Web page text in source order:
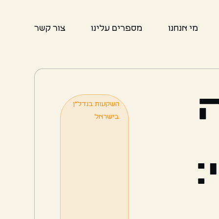
מי אנחנו מספרים עלינו צור קשר
השקעות בנדל"ן
בישראל